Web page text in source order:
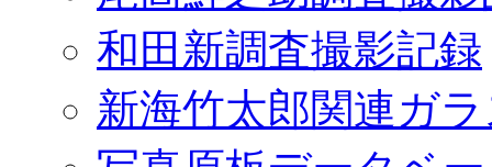
和田新調査撮影記録
新海竹太郎関連ガ